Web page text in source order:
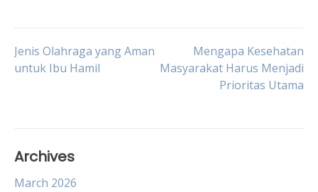
Post
Jenis Olahraga yang Aman
untuk Ibu Hamil
Mengapa Kesehatan
Masyarakat Harus Menjadi
Prioritas Utama
Archives
March 2026